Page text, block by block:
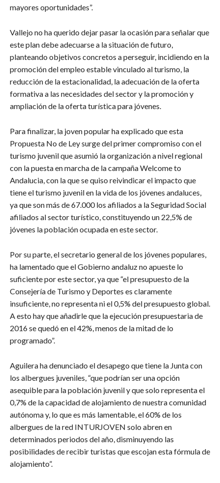
mayores oportunidades”.
Vallejo no ha querido dejar pasar la ocasión para señalar que
este plan debe adecuarse a la situación de futuro,
planteando objetivos concretos a perseguir, incidiendo en la
promoción del empleo estable vinculado al turismo, la
reducción de la estacionalidad, la adecuación de la oferta
formativa a las necesidades del sector y la promoción y
ampliación de la oferta turística para jóvenes.
Para finalizar, la joven popular ha explicado que esta
Propuesta No de Ley surge del primer compromiso con el
turismo juvenil que asumió la organización a nivel regional
con la puesta en marcha de la campaña Welcome to
Andalucia, con la que se quiso reivindicar el impacto que
tiene el turismo juvenil en la vida de los jóvenes andaluces,
ya que son más de 67.000 los afiliados a la Seguridad Social
afiliados al sector turístico, constituyendo un 22,5% de
jóvenes la población ocupada en este sector.
Por su parte, el secretario general de los jóvenes populares,
ha lamentado que el Gobierno andaluz no apueste lo
suficiente por este sector, ya que “el presupuesto de la
Consejería de Turismo y Deportes es claramente
insuficiente, no representa ni el 0,5% del presupuesto global.
A esto hay que añadirle que la ejecución presupuestaria de
2016 se quedó en el 42%, menos de la mitad de lo
programado”.
Aguilera ha denunciado el desapego que tiene la Junta con
los albergues juveniles, “que podrían ser una opción
asequible para la población juvenil y que solo representa el
0,7% de la capacidad de alojamiento de nuestra comunidad
autónoma y, lo que es más lamentable, el 60% de los
albergues de la red INTURJOVEN solo abren en
determinados periodos del año, disminuyendo las
posibilidades de recibir turistas que escojan esta fórmula de
alojamiento”.